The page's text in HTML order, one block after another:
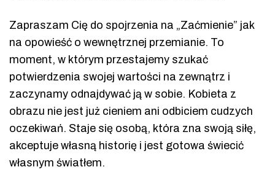
Zapraszam Cię do spojrzenia na „Zaćmienie” jak
na opowieść o wewnętrznej przemianie. To
moment, w którym przestajemy szukać
potwierdzenia swojej wartości na zewnątrz i
zaczynamy odnajdywać ją w sobie. Kobieta z
obrazu nie jest już cieniem ani odbiciem cudzych
oczekiwań. Staje się osobą, która zna swoją siłę,
akceptuje własną historię i jest gotowa świecić
własnym światłem.